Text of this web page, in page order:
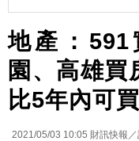
地產：
園、高雄買
比5年內可
2021/05/03 10:05 財訊快報